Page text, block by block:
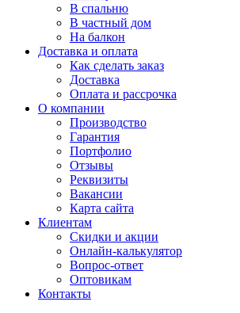
В спальню
В частный дом
На балкон
Доставка и оплата
Как сделать заказ
Доставка
Оплата и рассрочка
О компании
Производство
Гарантия
Портфолио
Отзывы
Реквизиты
Вакансии
Карта сайта
Клиентам
Скидки и акции
Онлайн-калькулятор
Вопрос-ответ
Оптовикам
Контакты